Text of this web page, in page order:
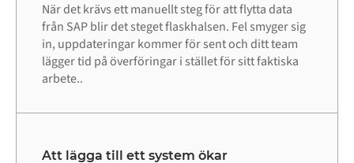
När det krävs ett manuellt steg för att flytta data
från SAP blir det steget flaskhalsen. Fel smyger sig
in, uppdateringar kommer för sent och ditt team
lägger tid på överföringar i stället för sitt faktiska
arbete..
Att lägga till ett system ökar